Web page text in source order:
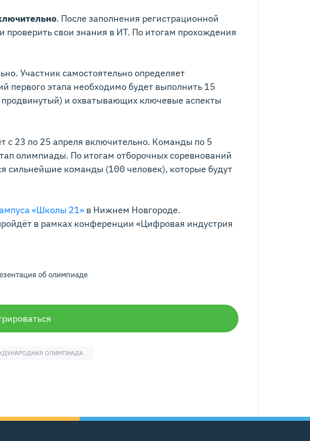
. После заполнения регистрационной
свои знания в ИТ. По итогам прохождения
Участник самостоятельно определяет
этапа необходимо будет выполнить 15
и охватывающих ключевые аспекты
с 23 по 25 апреля включительно. Команды по 5
олимпиады. По итогам отборочных соревнований
сильнейшие команды (100 человек), которые будут
«Школы 21» в Нижнем Новгороде.
в рамках конференции «Цифровая индустрия
об олимпиаде
ОЛИМПИАДА